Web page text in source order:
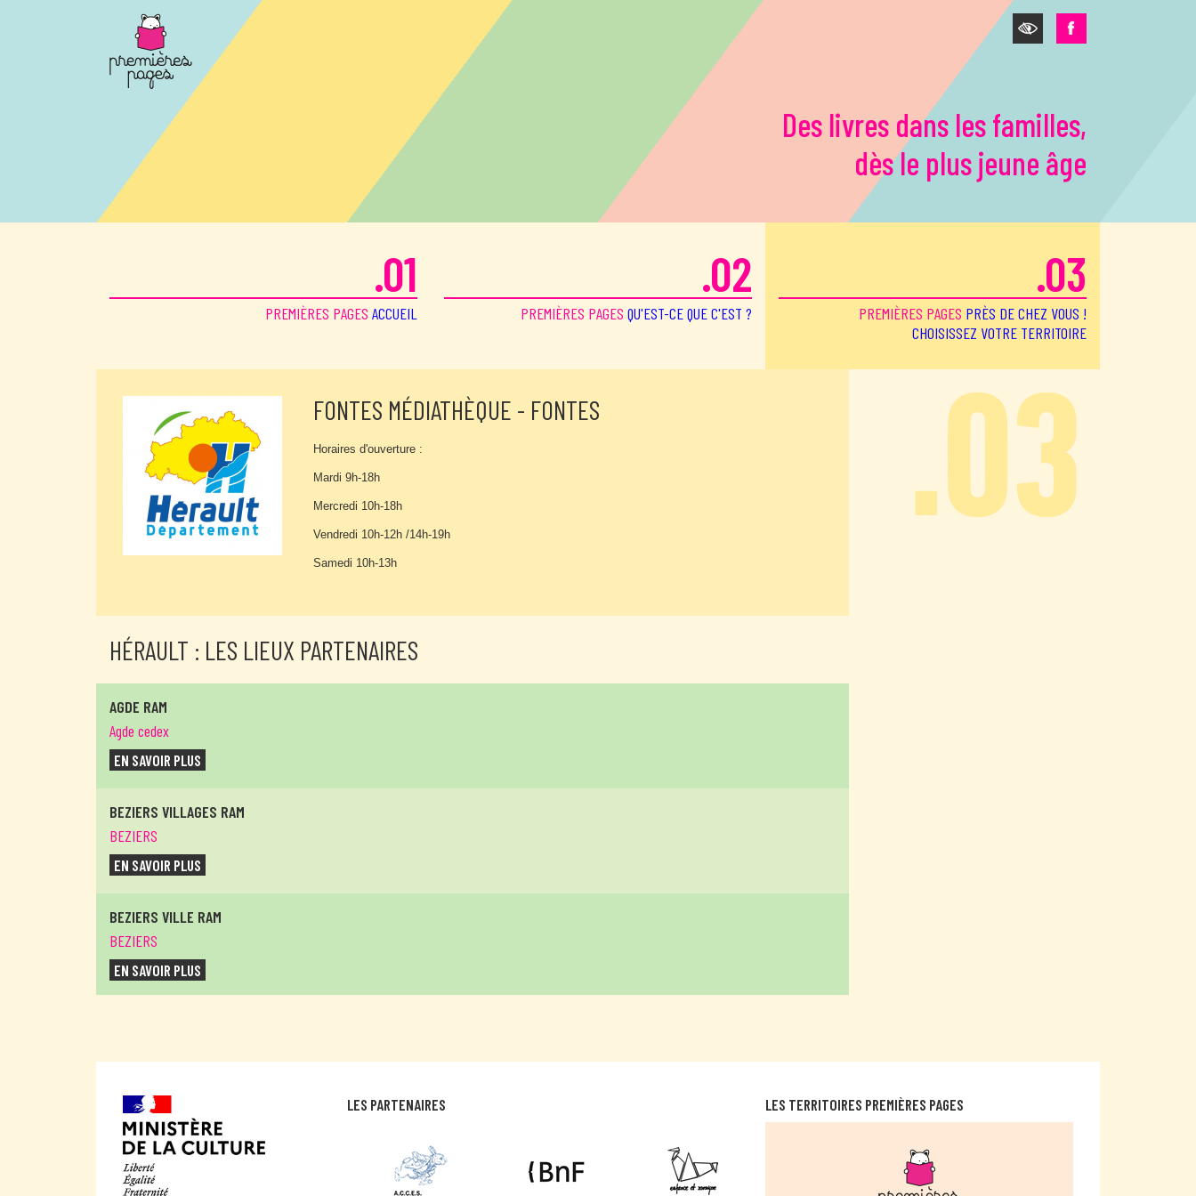
Des livres dans les familles,
dès le plus jeune âge
.01
PREMIÈRES PAGES ACCUEIL
.02
PREMIÈRES PAGES QU'EST-CE QUE C'EST ?
.03
PREMIÈRES PAGES PRÈS DE CHEZ VOUS !
CHOISISSEZ VOTRE TERRITOIRE
FONTES MÉDIATHÈQUE - FONTES
Horaires d'ouverture :
Mardi 9h-18h
Mercredi 10h-18h
Vendredi 10h-12h /14h-19h
Samedi 10h-13h
HÉRAULT : LES LIEUX PARTENAIRES
AGDE RAM
Agde cedex
EN SAVOIR PLUS
BEZIERS VILLAGES RAM
BEZIERS
EN SAVOIR PLUS
BEZIERS VILLE RAM
BEZIERS
EN SAVOIR PLUS
CARNON MEDIATHEQUE
CARNON
EN SAVOIR PLUS
LES PARTENAIRES LES TERRITOIRES PREMIÈRES PAGES